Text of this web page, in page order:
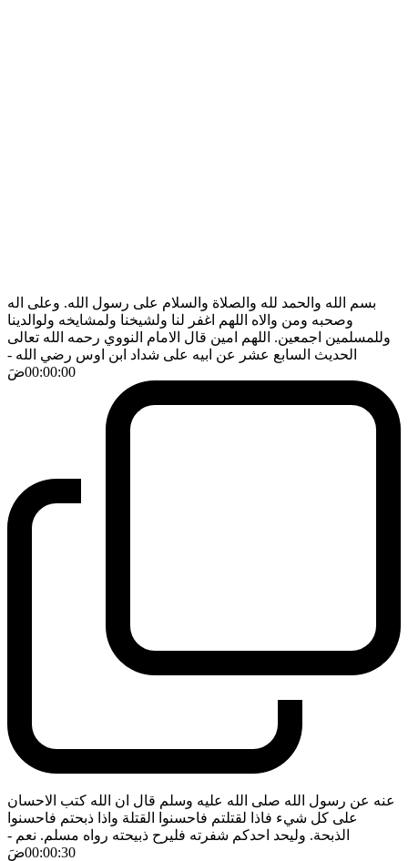
بسم الله والحمد لله والصلاة والسلام على رسول الله. وعلى اله
وصحبه ومن والاه اللهم اغفر لنا ولشيخنا ولمشايخه ولوالدينا
وللمسلمين اجمعين. اللهم امين قال الامام النووي رحمه الله تعالى
الحديث السابع عشر عن ابيه على شداد ابن اوس رضي الله -
00:00:00ضَ
عنه عن رسول الله صلى الله عليه وسلم قال ان الله كتب الاحسان
على كل شيء فاذا لقتلتم فاحسنوا القتلة واذا ذبحتم فاحسنوا
الذبحة. وليحد احدكم شفرته فليرح ذبيحته رواه مسلم. نعم -
00:00:30ضَ